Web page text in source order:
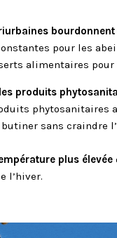
pour les
alimentaires
produits
phytosanitaires
sans craindre
plus élevée
l’hiver.